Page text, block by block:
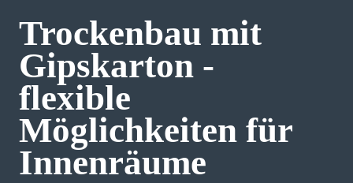
Trockenbau mit
Gipskarton -
flexible
Möglichkeiten für
Innenräume